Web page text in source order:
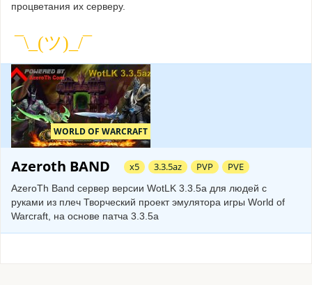
процветания их серверу.
WORLD OF WARCRAFT
Azeroth BAND х5 3.3.5az PVP PVE
AzeroTh Band сервер версии WotLK 3.3.5a для людей с
руками из плеч Творческий проект эмулятора игры World of
Warcraft, на основе патча 3.3.5а